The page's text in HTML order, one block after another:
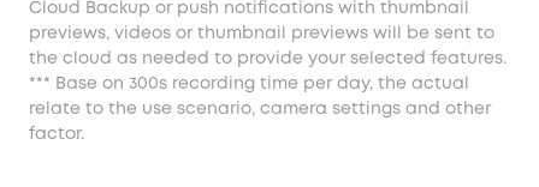
Cloud Backup or push notifications with thumbnail
previews, videos or thumbnail previews will be sent to
the cloud as needed to provide your selected features.
*** Base on 300s recording time per day, the actual
relate to the use scenario, camera settings and other
factor.